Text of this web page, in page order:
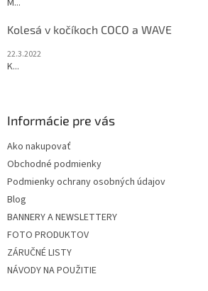
M...
Kolesá v kočíkoch COCO a WAVE
22.3.2022
K...
Informácie pre vás
Ako nakupovať
Obchodné podmienky
Podmienky ochrany osobných údajov
Blog
BANNERY A NEWSLETTERY
FOTO PRODUKTOV
ZÁRUČNÉ LISTY
NÁVODY NA POUŽITIE